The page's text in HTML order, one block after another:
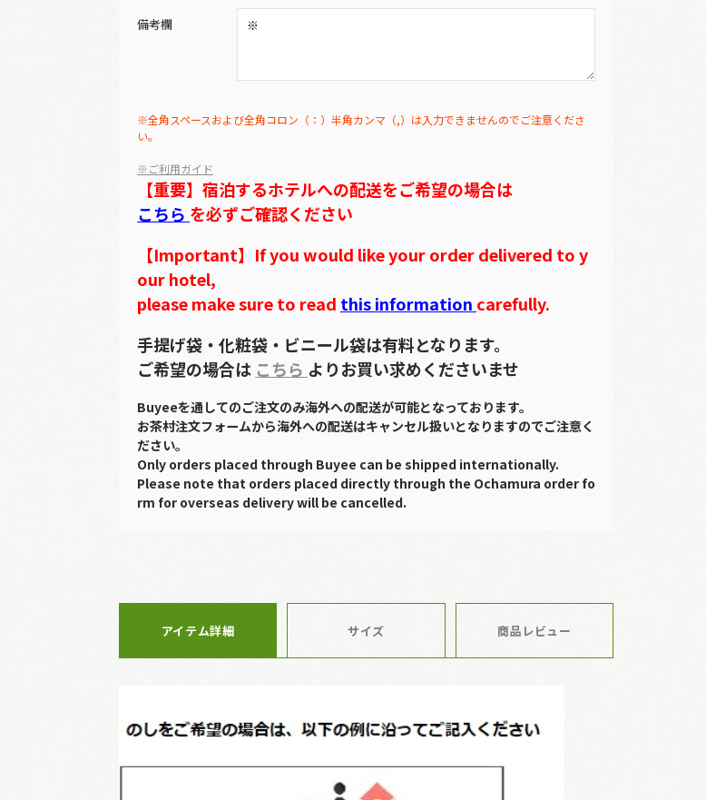
備考欄
※全角スペースおよび全角コロン（：）半角カンマ（,）は入力できませんのでご注意くださ
い。
※ご利用ガイド
【重要】宿泊するホテルへの配送をご希望の場合は
こちら を必ずご確認ください
【Important】If you would like your order delivered to y
our hotel,
please make sure to read this information carefully.
手提げ袋・化粧袋・ビニール袋は有料となります。
ご希望の場合は こちら よりお買い求めくださいませ
Buyeeを通してのご注文のみ海外への配送が可能となっております。
お茶村注文フォームから海外への配送はキャンセル扱いとなりますのでご注意く
ださい。
Only orders placed through Buyee can be shipped internationally.
Please note that orders placed directly through the Ochamura order fo
rm for overseas delivery will be cancelled.
アイテム詳細 サイズ 商品レビュー